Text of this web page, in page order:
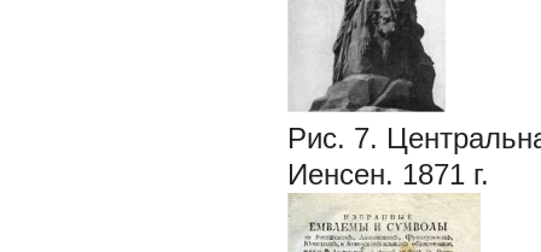
Рис. 7.
Иенсен. 1871 г.